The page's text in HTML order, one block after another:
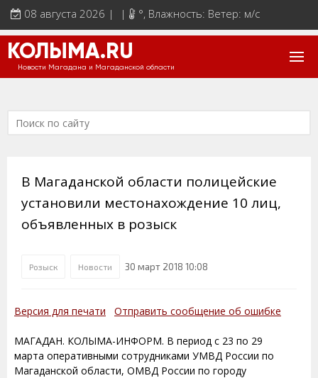
08 августа 2026 | | °, Влажность: Ветер: м/с
КОЛЫМА.RU
Новости Магадана и Магаданской области
В Магаданской области полицейские
установили местонахождение 10 лиц,
объявленных в розыск
Розыск Новости 30 март 2018 10:08
Версия для печати Отправить сообщение об ошибке
МАГАДАН. КОЛЫМА-ИНФОРМ. В период с 23 по 29
марта оперативными сотрудниками УМВД России по
Магаданской области, ОМВД России по городу